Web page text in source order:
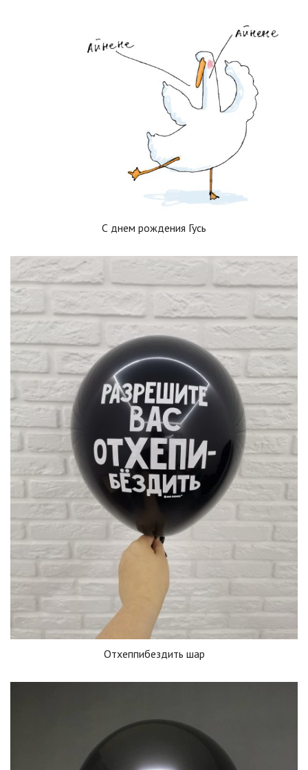
С днем рождения Гусь
Отхеппибездить шар